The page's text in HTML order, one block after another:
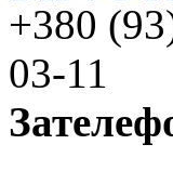
+380
03-11